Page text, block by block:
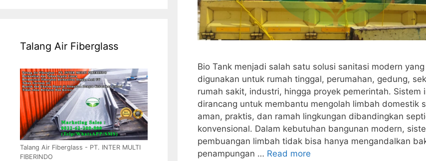
Bio Tank menjadi salah satu solusi sanitasi modern
digunakan untuk rumah tinggal, perumahan, gedung,
rumah sakit, industri, hingga proyek pemerintah. Sistem
dirancang untuk membantu mengolah limbah domestik
aman, praktis, dan ramah lingkungan dibandingkan
konvensional. Dalam kebutuhan bangunan modern,
pembuangan limbah tidak bisa hanya mengandalkan
penampungan … Read more
Talang Air Fiberglass
Talang Air Fiberglass - PT. INTER MULTI
FIBERINDO